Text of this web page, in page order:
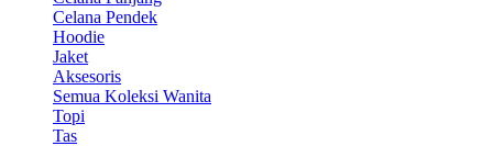
Celana Pendek
Hoodie
Jaket
Aksesoris
Semua Koleksi Wanita
Topi
Tas